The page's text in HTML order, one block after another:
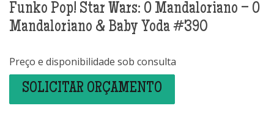
Funko Pop! Star Wars: O Mandaloriano – O
Mandaloriano & Baby Yoda #390
Preço e disponibilidade sob consulta
SOLICITAR ORÇAMENTO